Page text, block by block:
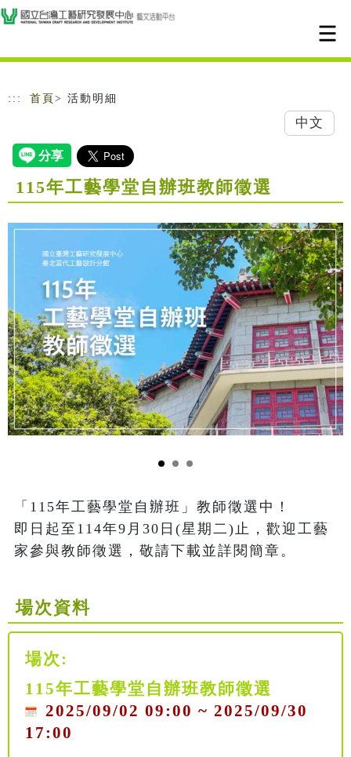
跳到主要內容
網站導覽
::: 首頁 > 活動明細
中文
115年工藝學堂自辦班教師徵選
「115年工藝學堂自辦班」教師徵選中！
即日起至114年9月30日(星期二)止，歡迎工藝
家參與教師徵選，敬請下載並詳閱簡章。
場次資料
場次:
115年工藝學堂自辦班教師徵選
2025/09/02 09:00 ~ 2025/09/30
17:00